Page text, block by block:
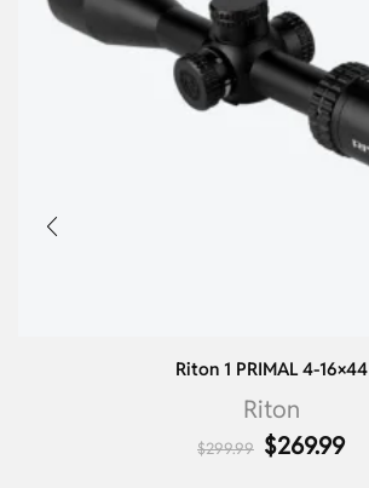
Riton 1 PRIMAL 4-16×44
Riton
$299.99 $269.99